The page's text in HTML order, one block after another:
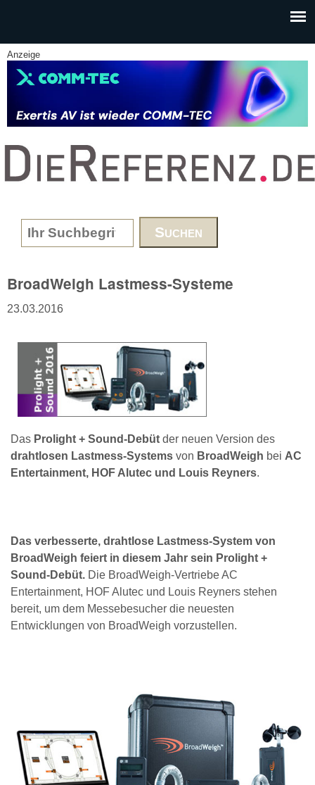
Anzeige
www.DieReferenz.de
Search form
BroadWeigh Lastmess-Systeme
23.03.2016
Das Prolight + Sound-Debüt der neuen Version des
drahtlosen Lastmess-Systems von BroadWeigh bei AC
Entertainment, HOF Alutec und Louis Reyners.
Das verbesserte, drahtlose Lastmess-System von
BroadWeigh feiert in diesem Jahr sein Prolight +
Sound-Debüt. Die BroadWeigh-Vertriebe AC
Entertainment, HOF Alutec und Louis Reyners stehen
bereit, um dem Messebesucher die neuesten
Entwicklungen von BroadWeigh vorzustellen.